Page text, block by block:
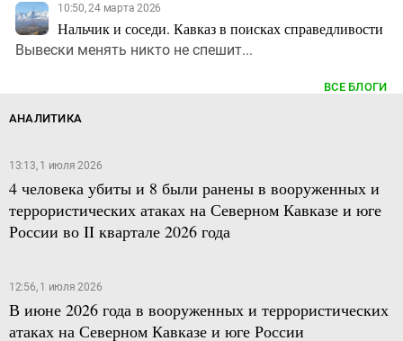
10:50, 24 марта 2026
Нальчик и соседи. Кавказ в поисках справедливости
Вывески менять никто не спешит...
ВСЕ БЛОГИ
АНАЛИТИКА
13:13, 1 июля 2026
4 человека убиты и 8 были ранены в вооруженных и
террористических атаках на Северном Кавказе и юге
России во II квартале 2026 года
12:56, 1 июля 2026
В июне 2026 года в вооруженных и террористических
атаках на Северном Кавказе и юге России